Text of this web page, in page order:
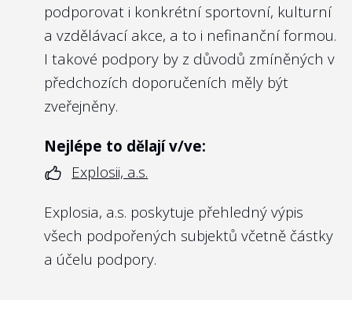
státní firmy řídí i kodexemPublic Corporate
Governance Kodex des Bundes(viz kapitola
7). Zde příkladzveřejnění odměn u
představenstva a dozorčí rady Deutsche
Bahn
na dobu určitou?
Doporučení:
Management se smlouvami na dobu
podporovat i konkrétní sportovní, kulturní
a vzdělávací akce, a to i nefinanční formou.
I takové podpory by z důvodů zmíněných v
předchozích doporučeních měly být
zveřejněny.
Nejlépe to dělají v/ve:
Explosii, a.s.
Explosia, a.s. poskytuje přehledný výpis
všech podpořených subjektů včetně částky
a účelu podpory.